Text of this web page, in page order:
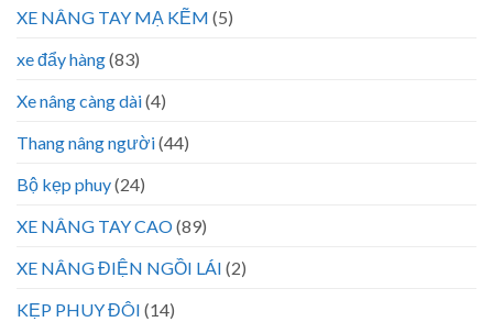
XE NÂNG TAY MẠ KẼM (5)
xe đẩy hàng(83)
Xe nâng càng dài(4)
Thang nâng người(44)
Bộ kẹp phuy(24)
XE NÂNG TAY CAO(89)
XE NÂNG ĐIỆN NGỒI LÁI (2)
KẸP PHUY ĐÔI (14)